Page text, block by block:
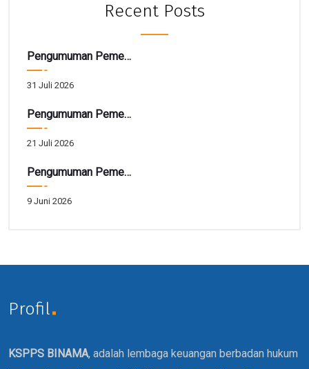
Recent Posts
Pengumuman Pemenang TARBIAH
31 Juli 2026
Pengumuman Pemenang Hadiah Utama Gebyar SIRELA Periode 28
21 Juli 2026
Pengumuman Pemenang Hadiah Tarbiah Akhir Periode 41
9 Juni 2026
Profil
KSPPS BINAMA, adalah lembaga keuangan berbadan hukum